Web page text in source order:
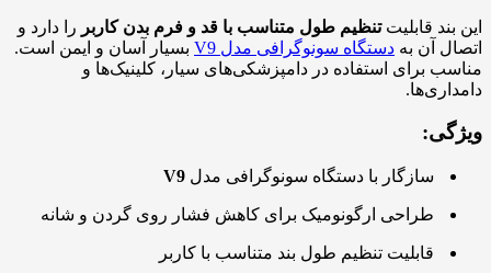
این بند قابلیتتنظیم طول متناسب با قد و فرم بدن کاربر را دارد و
اتصال آن به دستگاه سونوگرافی مدل V9
بسیار آسان و ایمن است.
مناسب برای استفاده در دامپزشکی‌های سیار، کلینیک‌ها و
دامداری‌ها.
ویژگی‌:
سازگار با دستگاه سونوگرافی مدل V9
طراحی ارگونومیک برای کاهش فشار روی گردن و شانه
قابلیت تنظیم طول بند متناسب با کاربر